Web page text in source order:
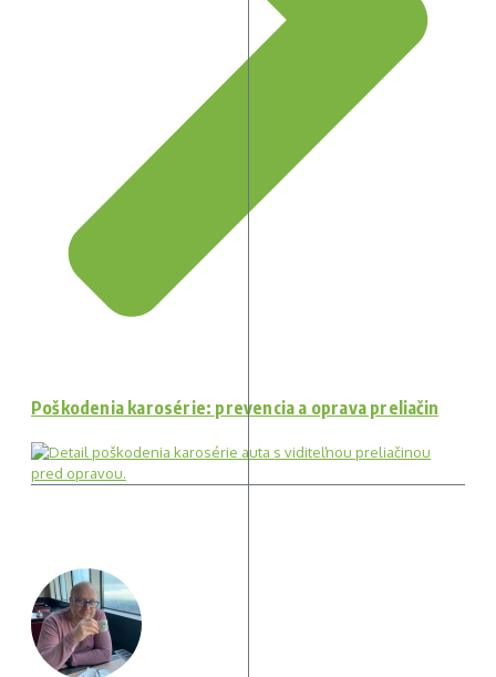
Poškodenia karosérie: prevencia a oprava preliačin